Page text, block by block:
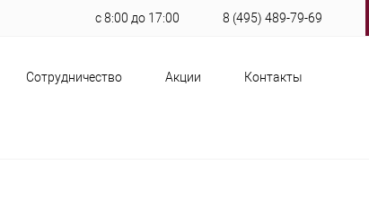
с 8:00 до 17:00 8 (495) 489-79-69
Сотрудничество Акции Контакты